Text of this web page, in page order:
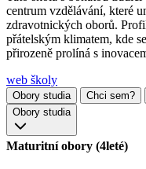
centrum vzdělávání, které
zdravotnických oborů.
přátelským klimatem, kde
přirozeně prolíná s
web školy
Obory studia Chci sem?
Obory studia
Maturitní obory (4leté)